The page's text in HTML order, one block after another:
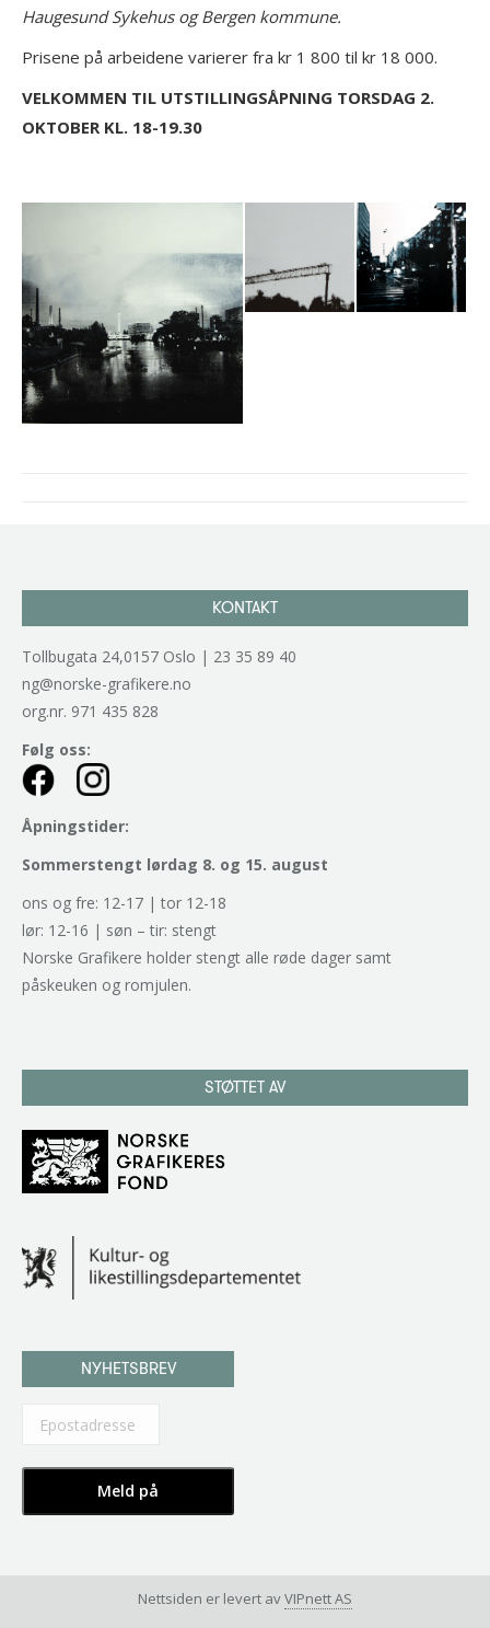
Haugesund Sykehus og Bergen kommune.
Prisene på arbeidene varierer fra kr 1 800 til kr 18 000.
VELKOMMEN TIL UTSTILLINGSÅPNING TORSDAG 2.
OKTOBER KL. 18-19.30
KONTAKT
Tollbugata 24,0157 Oslo | 23 35 89 40
ng@norske-grafikere.no
org.nr. 971 435 828
Følg oss:
Åpningstider:
Sommerstengt lørdag 8. og 15. august
ons og fre: 12-17 | tor 12-18
lør: 12-16 | søn – tir: stengt
Norske Grafikere holder stengt alle røde dager samt
påskeuken og romjulen.
STØTTET AV
NYHETSBREV
Nettsiden er levert avVIPnett AS